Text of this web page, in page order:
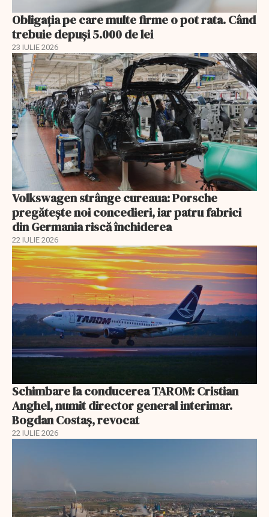
Obligația pe care multe firme o pot rata. Când
trebuie depuși 5.000 de lei
23 IULIE 2026
Volkswagen strânge cureaua: Porsche
pregătește noi concedieri, iar patru fabrici
din Germania riscă închiderea
22 IULIE 2026
Schimbare la conducerea TAROM: Cristian
Anghel, numit director general interimar.
Bogdan Costaș, revocat
22 IULIE 2026